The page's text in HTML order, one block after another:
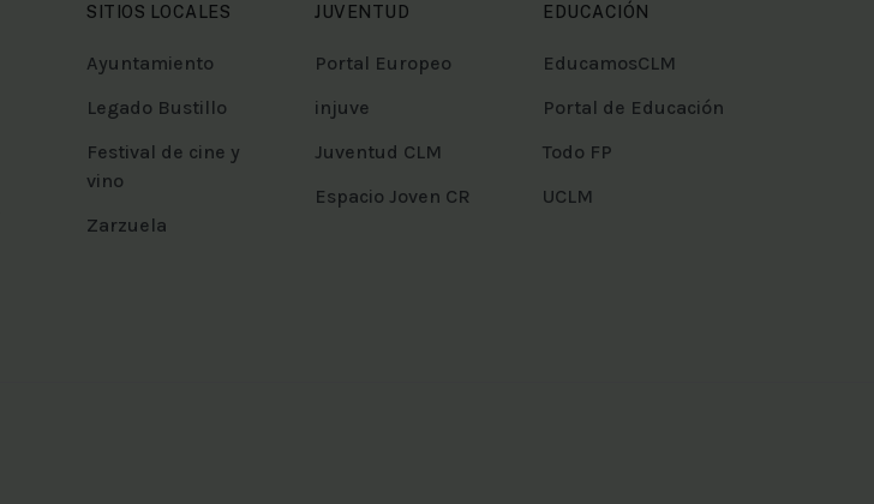
SITIOS LOCALES
Ayuntamiento
Legado Bustillo
Festival de cine y
vino
Zarzuela
JUVENTUD
Portal Europeo
injuve
Juventud CLM
Espacio Joven CR
EDUCACIÓN
EducamosCLM
Portal de Educación
Todo FP
UCLM